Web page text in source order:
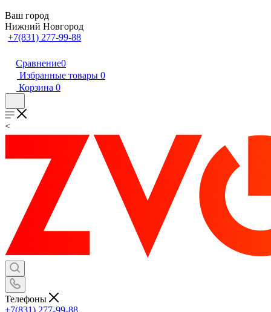
Ваш город
Нижний Новгород
+7(831) 277-99-88
Сравнение0
Избранные товары 0
Корзина 0
<
Телефоны
+7(831) 277-99-88